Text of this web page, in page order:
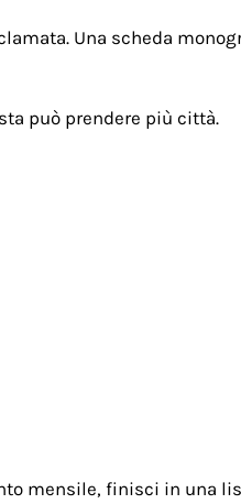
Una scheda
può prendere più città.
mensile, finisci in una